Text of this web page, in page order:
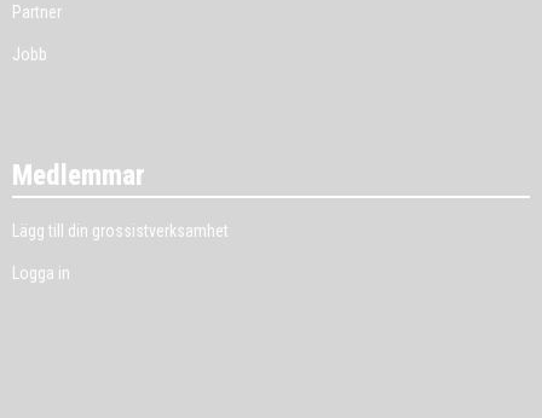
Partner
Jobb
Medlemmar
Lägg till din grossistverksamhet
Logga in